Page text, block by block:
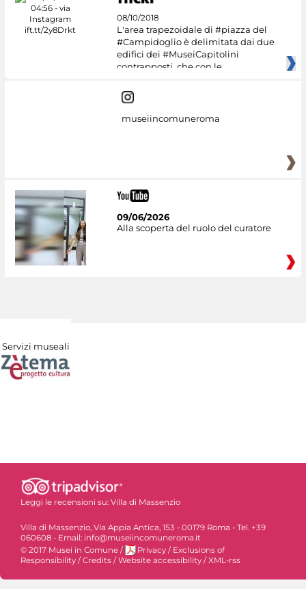
08/10/2018
L'area trapezoidale di #piazza del
#Campidoglio è delimitata dai due
edifici dei #MuseiCapitolini
contrapposti, che con le
museiincomuneroma
09/06/2026
Alla scoperta del ruolo del curatore
Servizi museali
Leggi le recensioni su: Villa di Massenzio
Villa di Massenzio, Via Appia Antica, 153 - 00179 Roma - Tel. +39
060608 - Email: info@museiincomuneroma.it
© 2017 Musei in Comune / Privacy / Exclusions of
Responsibility /Credits /Website accessibility /XML-rss